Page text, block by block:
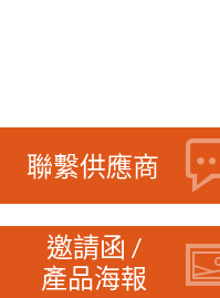
聯繫供應商
邀請函 /
產品海報